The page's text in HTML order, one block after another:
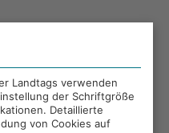
LANDTAGS
Landtags verwenden
der Schriftgröße
Detaillierte
von Cookies auf